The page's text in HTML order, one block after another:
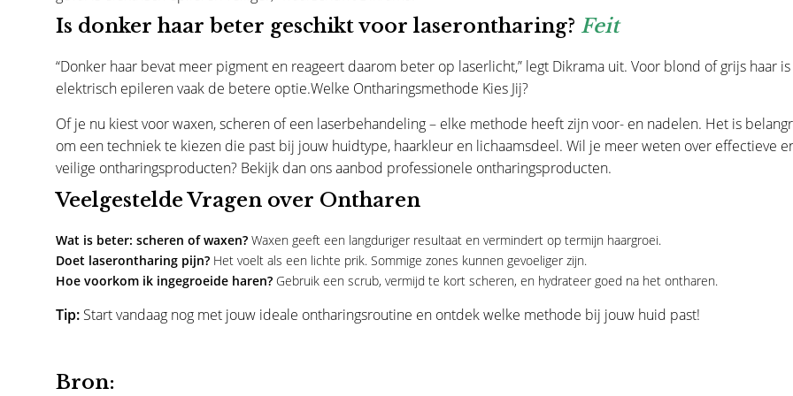
Is donker haar beter geschikt voor laserontharing? Feit
“Donker haar bevat meer pigment en reageert daarom beter op laserlicht,” legt Dikrama uit. Voor blond of grijs haar is
elektrisch epileren vaak de betere optie.Welke Ontharingsmethode Kies Jij?
Of je nu kiest voor waxen, scheren of een laserbehandeling – elke methode heeft zijn voor- en nadelen. Het is
om een techniek te kiezen die past bij jouw huidtype, haarkleur en lichaamsdeel. Wil je meer weten over effectieve
veilige ontharingsproducten? Bekijk dan onsaanbod professionele ontharingsproducten.
Veelgestelde Vragen over Ontharen
Wat is beter: scheren of waxen? Waxen geeft een langduriger resultaat en vermindert op termijn haargroei.
Doet laserontharing pijn? Het voelt als een lichte prik. Sommige zones kunnen gevoeliger zijn.
Hoe voorkom ik ingegroeide haren? Gebruik een scrub, vermijd te kort scheren, en hydrateer goed na het ontharen.
Tip: Start vandaag nog met jouw ideale ontharingsroutine en ontdek welke methode bij jouw huid past!
Bron: